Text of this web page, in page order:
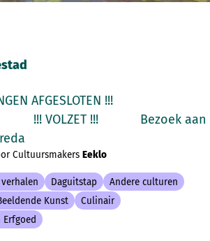
AFGESLOTEN !!!
!!! Bezoek aan
Cultuursmakers Eeklo
Daguitstap
Andere culturen
Kunst
Culinair
Erfgoed